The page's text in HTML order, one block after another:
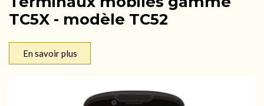
TC5X - modèle TC52
En savoir plus